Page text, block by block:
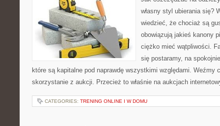
własny styl ubierania się?
wiedzieć, że chociaż są
obowiązują jakieś kanony
ciężko mieć wątpliwości.
się postaramy, na
które są kapitalne pod naprawdę wszystkimi względami. Weźmy
skorzystanie z aukcji. Przecież to właśnie na aukcjach
CATEGORIES: TRENING ONLINE I W DOMU